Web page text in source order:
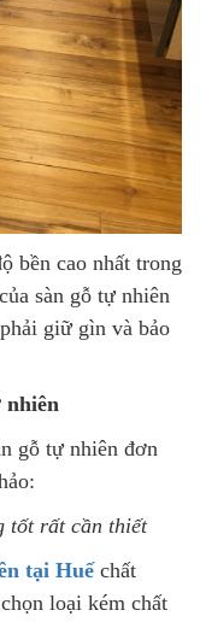
bền cao nhất trong
sàn gỗ tự nhiên
giữ gìn và bảo
nhiên
gỗ tự nhiên đơn
tốt rất cần thiết
tại Huếchất
loại kém chất